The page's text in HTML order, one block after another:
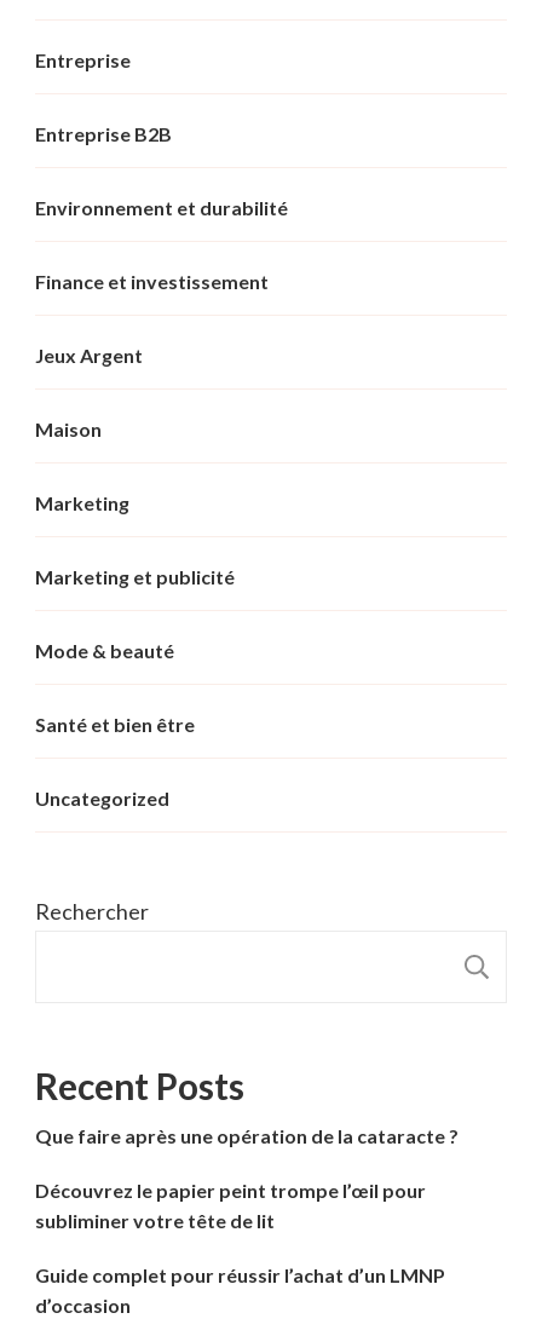
Entreprise
Entreprise B2B
Environnement et durabilité
Finance et investissement
Jeux Argent
Maison
Marketing
Marketing et publicité
Mode & beauté
Santé et bien être
Uncategorized
Rechercher
Recent Posts
Que faire après une opération de la cataracte ?
Découvrez le papier peint trompe l’œil pour
subliminer votre tête de lit
Guide complet pour réussir l’achat d’un LMNP
d’occasion